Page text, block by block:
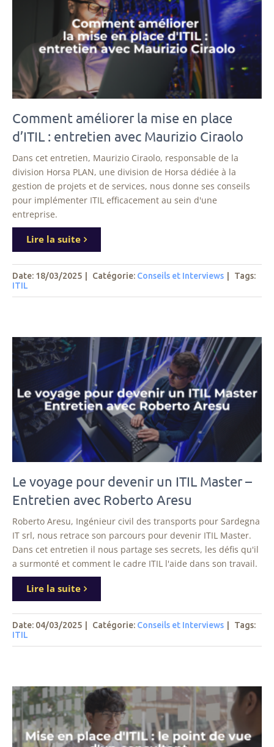
Comment améliorer la mise en place
d’ITIL : entretien avec Maurizio Ciraolo
Dans cet entretien, Maurizio Ciraolo, responsable de la
division Horsa PLAN, une division de Horsa dédiée à la
gestion de projets et de services, nous donne ses conseils
pour implémenter ITIL efficacement au sein d'une
entreprise.
Lire la suite
Date: 18/03/2025 Catégorie: Conseils et Interviews Tags:
ITIL
Le voyage pour devenir un ITIL Master –
Entretien avec Roberto Aresu
Roberto Aresu, Ingénieur civil des transports pour Sardegna
IT srl, nous retrace son parcours pour devenir ITIL Master.
Dans cet entretien il nous partage ses secrets, les défis qu'il
a surmonté et comment le cadre ITIL l'aide dans son travail.
Lire la suite
Date: 04/03/2025 Catégorie: Conseils et Interviews Tags:
ITIL